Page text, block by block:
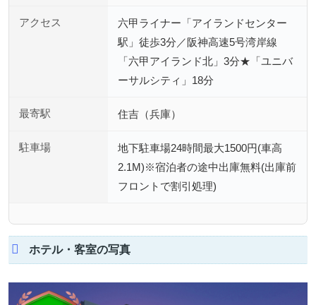
アクセス
六甲ライナー「アイランドセンター
駅」徒歩3分／阪神高速5号湾岸線
「六甲アイランド北」3分★「ユニバ
ーサルシティ」18分
最寄駅 住吉（兵庫）
駐車場
地下駐車場24時間最大1500円(車高
2.1M)※宿泊者の途中出庫無料(出庫前
フロントで割引処理)
ホテル・客室の写真